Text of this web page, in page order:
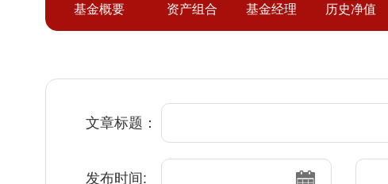
基金概要 资产组合 基金经理 历史净值